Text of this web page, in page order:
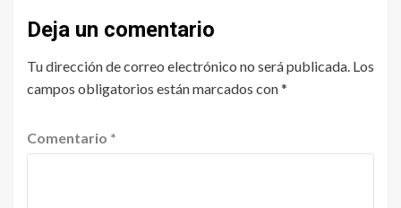
Deja un comentario
Tu dirección de correo electrónico no será publicada. Los
campos obligatorios están marcados con*
Comentario *